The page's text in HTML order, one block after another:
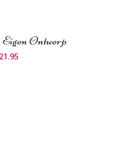
Ontwerp